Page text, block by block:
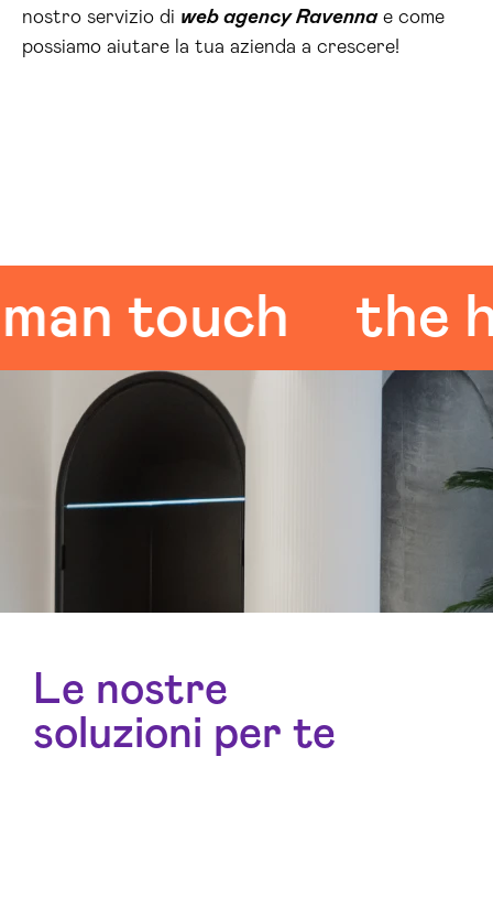
nostro servizio di web agency Ravennae come
possiamo aiutare la tua azienda a crescere!
touch the
Le nostre
soluzioni per te